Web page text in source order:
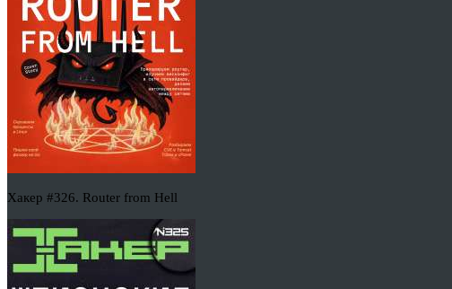
Хакер #326. Router from Hell